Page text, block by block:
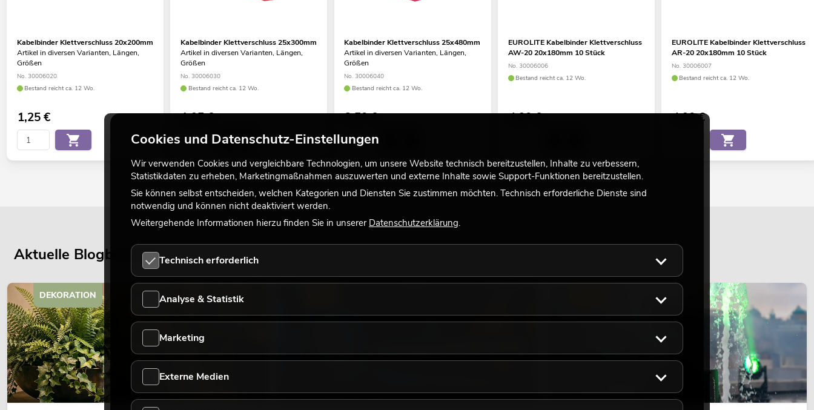
Kabelbinder Klettverschluss 20x200mm
Artikel in diversen Varianten, Längen,
Größen
No. 30006020
Bestand reicht ca. 12 Wo.
1,25€
Kabelbinder Klettverschluss 25x300mm
Artikel in diversen Varianten, Längen,
Größen
No. 30006030
Bestand reicht ca. 12 Wo.
1,95€
Kabelbinder Klettverschluss 25x480mm
Artikel in diversen Varianten, Längen,
Größen
No. 30006040
Bestand reicht ca. 12 Wo.
2,50€
EUROLITE Kabelbinder Klettverschluss
AW-20 20x180mm 10 Stück
No. 30006006
Bestand reicht ca. 12 Wo.
4,90€
EUROLITE Kabelbinder Klettverschluss
AR-20 20x180mm 10 Stück
No. 30006007
Bestand reicht ca. 12 Wo.
4,90€
Aktuelle Blogbeiträge
DEKORATION
Cookies und Datenschutz-Einstellungen
Wir verwenden Cookies und vergleichbare Technologien, um unsere Website technisch bereitzustellen, Inhalte zu verbessern,
Statistikdaten zu erheben, Marketingmaßnahmen auszuwerten und externe Inhalte sowie Support-Funktionen bereitzustellen.
Sie können selbst entscheiden, welchen Kategorien und Diensten Sie zustimmen möchten. Technisch erforderliche Dienste sind
notwendig und können nicht deaktiviert werden.
Weitergehende Informationen hierzu finden Sie in unserer Datenschutzerklärung.
Technisch erforderlich
Analyse & Statistik
Marketing
Externe Medien